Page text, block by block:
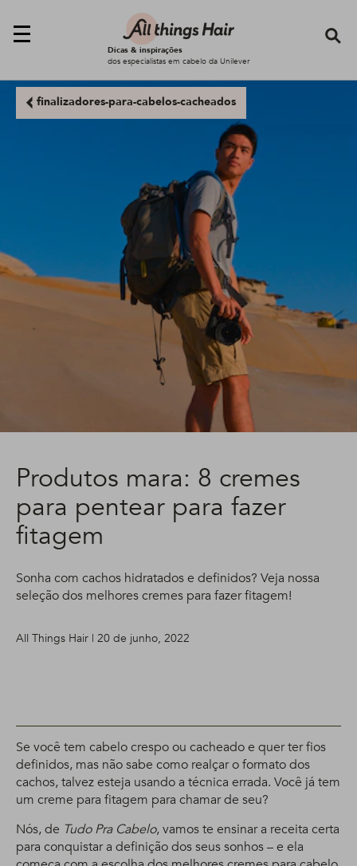
Dicas & inspirações
dos especialistas em cabelo da Unilever
finalizadores-para-cabelos-cacheados
Produtos mara: 8 cremes
para pentear para fazer
fitagem
Sonha com cachos hidratados e definidos? Veja nossa
seleção dos melhores cremes para fazer fitagem!
All Things Hair | 20 de junho, 2022
Se você tem cabelo crespo ou cacheado e quer ter fios
definidos, mas não sabe como realçar o formato dos
cachos, talvez esteja usando a técnica errada. Você já tem
um creme para fitagem para chamar de seu?
Nós, de Tudo Pra Cabelo, vamos te ensinar a receita certa
para conquistar a definição dos seus sonhos – e ela